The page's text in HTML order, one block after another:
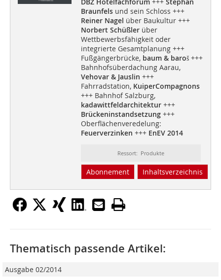
DBZ Hotelfachforum+++ Stephan
Braunfelsund sein Schloss +++
Reiner Nagel über Baukultur +++
Norbert Schüßlerüber
Wettbewerbsfähigkeit oder
integrierte Gesamtplanung +++
Fußgängerbrücke,baum & baroš+++
Bahnhofsüberdachung Aarau,
Vehovar & Jauslin +++
Fahrradstation, KuiperCompagnons
+++ Bahnhof Salzburg,
kadawittfeldarchitektur+++
Brückeninstandsetzung+++
Oberflächenveredelung:
Feuerverzinken +++ EnEV 2014
Ressort: Produkte
Abonnement Inhaltsverzeichnis
Thematisch passende Artikel:
Ausgabe 02/2014